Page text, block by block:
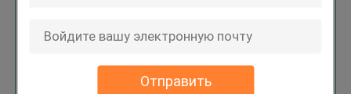
Отправить
Продолжать